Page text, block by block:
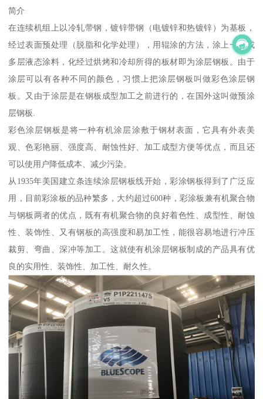
简介
在连续机组上以冷轧带钢，镀锌带钢（电镀锌和热镀锌）为基板，
经过表面预处理（脱脂和化学处理），用辊涂的方法，涂上一层或
多层液态涂料，化经过烘烤和冷却所得的板材即为涂层钢板。由于
涂层可以有各种不同的颜色，习惯上把涂层钢板叫做彩色涂层钢
板。又由于涂层是在钢板成型加工之前进行的，在国外这叫做预涂
层钢板.
彩色涂层钢板是将一种有机涂层涂敷于钢材表面，它具有外表美
观、色彩艳丽、强度高、耐蚀性好、加工成型方便等优点，而且还
可以使用户降低成本、减少污染。
从1935年美国建立条连续涂层钢板线开始，彩涂钢板得到了广泛应
用，目前彩涂板的品种繁多，大约超过600种，彩涂板兼有机聚合物
与钢板两者的优点，既有有机聚合物的良好着色性、成型性、耐蚀
性、装饰性、又有钢板的高强度和易加工性，能很容易地进行冲压
裁剪、弯曲、深冲等加工。这就使有机涂层钢板制成的产品具有优
良的实用性、装饰性、加工性、耐久性。